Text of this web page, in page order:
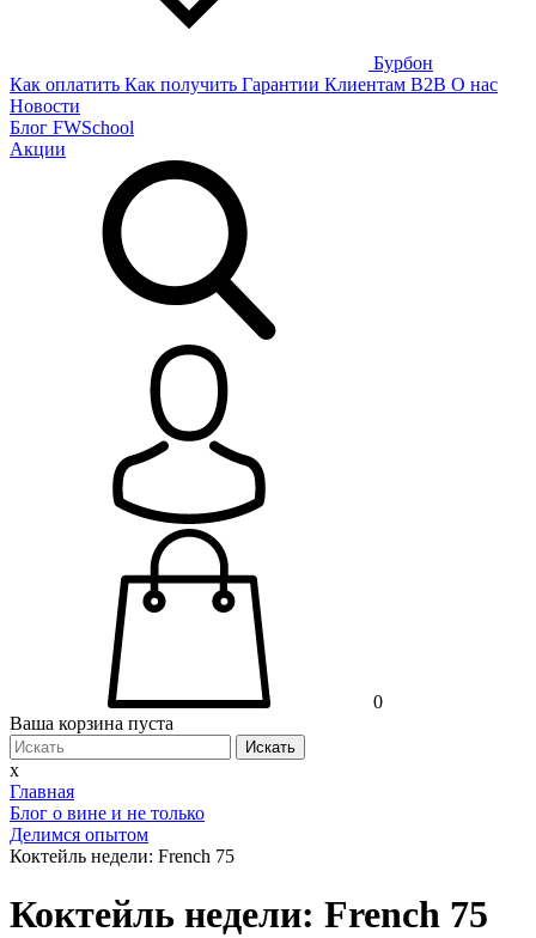
Бурбон
Как оплатить Как получить Гарантии Клиентам B2B О нас
Новости
Блог FWSchool
Акции
0
Ваша корзина пуста
Искать
x
Главная
Блог о вине и не только
Делимся опытом
Коктейль недели: French 75
Коктейль недели: French 75